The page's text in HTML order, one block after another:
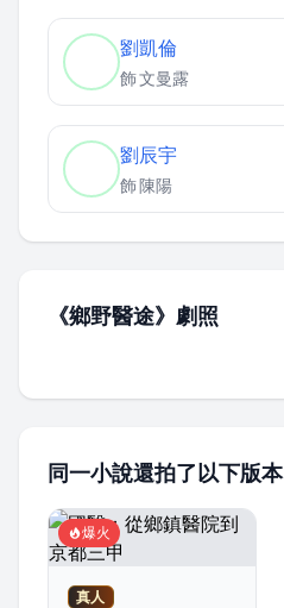
劉凱倫
飾文曼露
劉辰宇
飾陳陽
《鄉野醫途》劇照
同一小說還拍了以下版本
爆火
真人